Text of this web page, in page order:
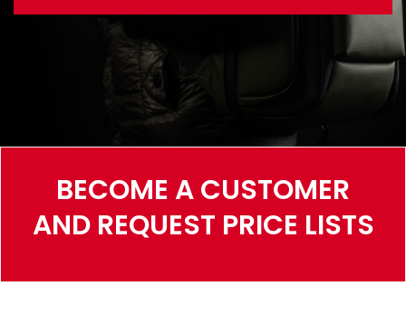
BECOME A CUSTOMER
AND REQUEST PRICE LISTS